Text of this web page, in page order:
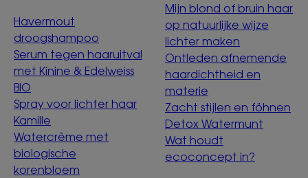
Havermout
droogshampoo
Serum tegen haaruitval
met Kinine & Edelweiss
BIO
Spray voor lichter haar
Kamille
Watercrème met
biologische
korenbloem
Mijn blond of bruin haar
op natuurlijke wijze
lichter maken
Ontleden afnemende
haardichtheid en
materie
Zacht stijlen en föhnen
Detox Watermunt
Wat houdt
ecoconcept in?